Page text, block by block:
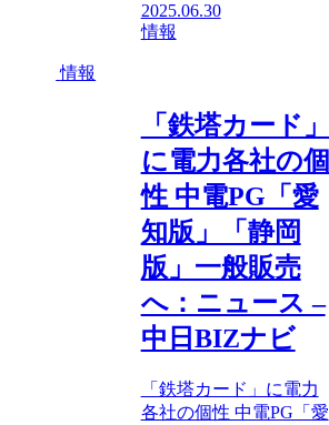
2025.06.30
情報
情報
「鉄塔カード」
に電力各社の個
性 中電PG「愛
知版」「静岡
版」一般販売
へ：ニュース –
中日BIZナビ
「鉄塔カード」に電力
各社の個性 中電PG「愛